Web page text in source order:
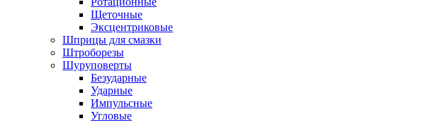
Щеточные
Эксцентриковые
Шприцы для смазки
Штроборезы
Шуруповерты
Безударные
Ударные
Импульсные
Угловые